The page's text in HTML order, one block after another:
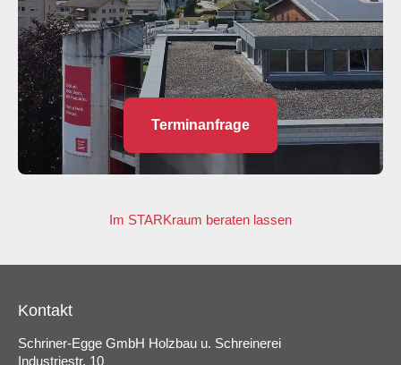
Terminanfrage
Im STARKraum beraten lassen
Kontakt
Schriner-Egge GmbH Holzbau u. Schreinerei
Industriestr. 10